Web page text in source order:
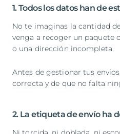
1. Todos los datos han de
No te imaginas la cantidad
venga a recoger un paquete
o una dirección incompleta.
Antes de gestionar tus
correcta y de que no falta
2. La etiqueta de envío ha